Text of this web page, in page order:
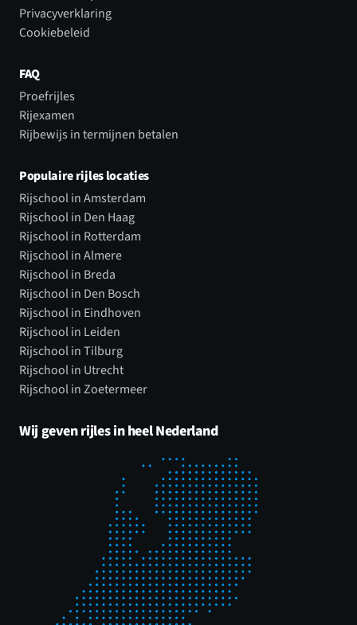
Privacyverklaring
Cookiebeleid
FAQ
Proefrijles
Rijexamen
Rijbewijs in termijnen betalen
Populaire rijles locaties
Rijschool in Amsterdam
Rijschool in Den Haag
Rijschool in Rotterdam
Rijschool in Almere
Rijschool in Breda
Rijschool in Den Bosch
Rijschool in Eindhoven
Rijschool in Leiden
Rijschool in Tilburg
Rijschool in Utrecht
Rijschool in Zoetermeer
Wij geven rijles in heel Nederland